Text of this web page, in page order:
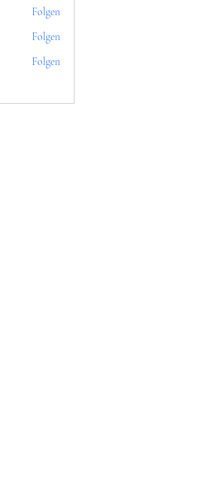
Folgen
Folgen
Folgen